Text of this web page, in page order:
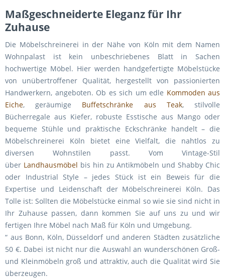
Maßgeschneiderte Eleganz für Ihr
Zuhause
Die Möbelschreinerei in der Nähe von Köln mit dem Namen
Wohnpalast ist kein unbeschriebenes Blatt in Sachen
hochwertige Möbel. Hier werden handgefertigte Möbelstücke
von unübertroffener Qualität, hergestellt von passionierten
Handwerkern, angeboten. Ob es sich um edle Kommoden aus
Eiche, geräumige Buffetschränke aus Teak, stilvolle
Bücherregale aus Kiefer, robuste Esstische aus Mango oder
bequeme Stühle und praktische Eckschränke handelt – die
Möbelschreinerei Köln bietet eine Vielfalt, die nahtlos zu
diversen Wohnstilen passt. Vom Vintage-Stil
über Landhausmöbel bis hin zu Antikmöbeln und Shabby Chic
oder Industrial Style – jedes Stück ist ein Beweis für die
Expertise und Leidenschaft der Möbelschreinerei Köln. Das
Tolle ist: Sollten die Möbelstücke einmal so wie sie sind nicht in
Ihr Zuhause passen, dann kommen Sie auf uns zu und wir
fertigen Ihre Möbel nach Maß für Köln und Umgebung.
“ aus Bonn, Köln, Düsseldorf und anderen Städten zusätzliche
50 €. Dabei ist nicht nur die Auswahl an wunderschönen Groß-
und Kleinmöbeln groß und attraktiv, auch die Qualität wird Sie
überzeugen.